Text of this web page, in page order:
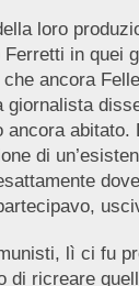
loro
in quei
ancora
di
lì ci fu
ricreare